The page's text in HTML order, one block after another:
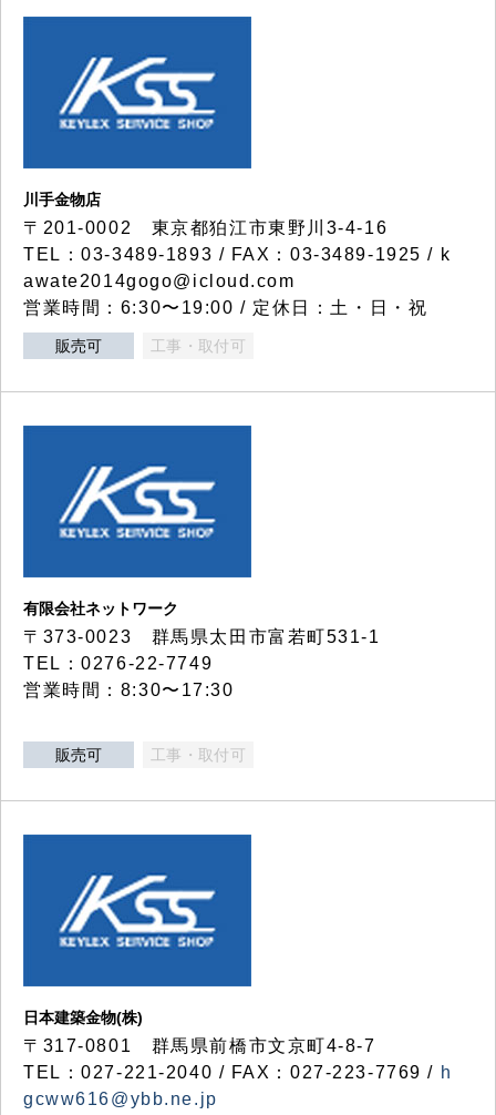
川手金物店
〒201-0002 東京都狛江市東野川3-4-16
TEL：03-3489-1893 / FAX：03-3489-1925 / k
awate2014gogo@icloud.com
営業時間：6:30〜19:00 / 定休日：土・日・祝
販売可 工事・取付可
有限会社ネットワーク
〒373-0023 群馬県太田市富若町531-1
TEL：0276-22-7749
営業時間：8:30〜17:30
販売可 工事・取付可
日本建築金物(株)
〒317‐0801 群馬県前橋市文京町4-8-7
TEL：027-221-2040 / FAX：027-223-7769 / h
gcww616@ybb.ne.jp